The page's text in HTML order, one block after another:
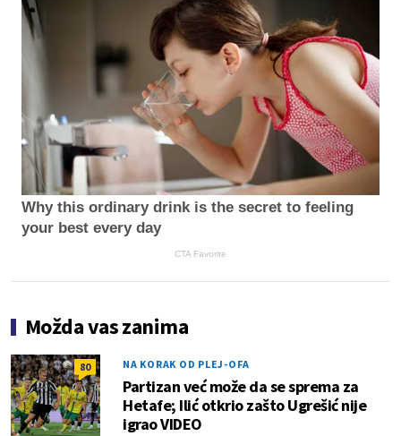
Why this ordinary drink is the secret to feeling
your best every day
CTA Favorite
Možda vas zanima
80 NA KORAK OD PLEJ-OFA
Partizan već može da se sprema za
Hetafe; Ilić otkrio zašto Ugrešić nije
igrao VIDEO